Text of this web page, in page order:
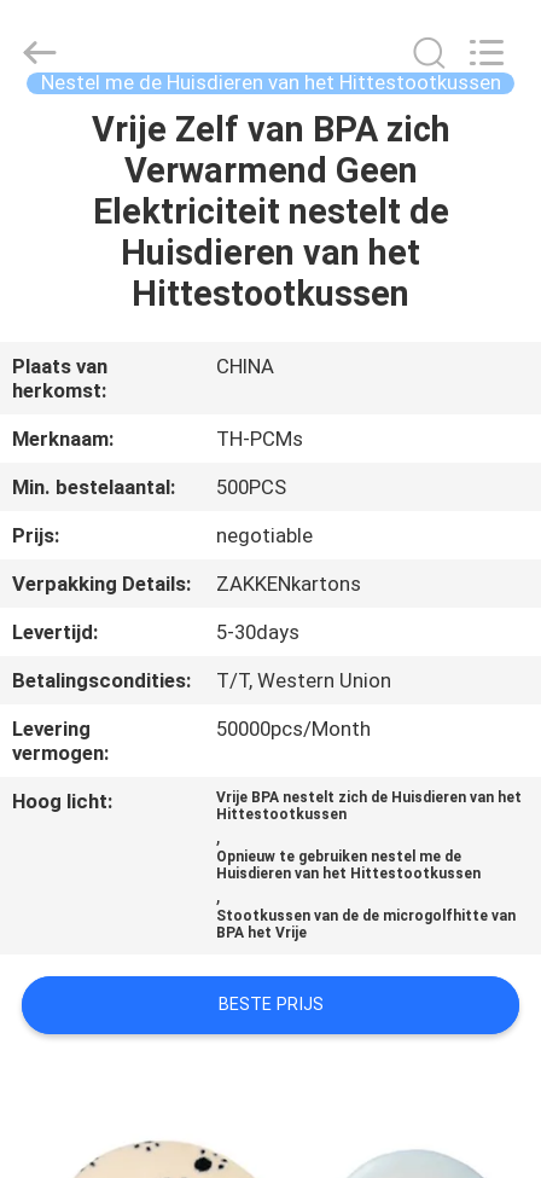
PRODUCTEN
ONGEVEER
FABRIEKSREIS
KWALITEITSCONTROLE
CONTACTEER
ONS
NIEUWS
GEVALLEN
energy
Technology
co.,ltd. Nestel me de Huisdieren van het Hittestootkussen
Vrije Zelf van BPA zich
Verwarmend Geen
Elektriciteit nestelt de
Huisdieren van het
Hittestootkussen
Plaats van
herkomst:
CHINA
Merknaam:
TH-PCMs
Min. bestelaantal:
500PCS
Prijs:
negotiable
Verpakking Details:
ZAKKENkartons
Levertijd:
5-30days
Betalingscondities:
T/T, Western Union
Levering
vermogen:
50000pcs/Month
Hoog licht:
Vrije BPA nestelt zich de Huisdieren van het
Hittestootkussen
,
Opnieuw te gebruiken nestel me de
Huisdieren van het Hittestootkussen
,
Stootkussen van de de microgolfhitte van
BPA het Vrije
BESTE PRIJS